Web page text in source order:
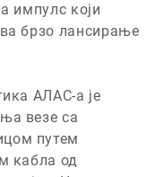
импулс који
брзо лансирање
АЛАС-а је
везе са
путем
кабла од